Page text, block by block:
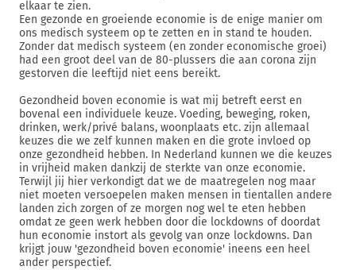
elkaar te zien.
Een gezonde en groeiende economie is de enige manier om
ons medisch systeem op te zetten en in stand te houden.
Zonder dat medisch systeem (en zonder economische groei)
had een groot deel van de 80-plussers die aan corona zijn
gestorven die leeftijd niet eens bereikt.
Gezondheid boven economie is wat mij betreft eerst en
bovenal een individuele keuze. Voeding, beweging, roken,
drinken, werk/privé balans, woonplaats etc. zijn allemaal
keuzes die we zelf kunnen maken en die grote invloed op
onze gezondheid hebben. In Nederland kunnen we die keuzes
in vrijheid maken dankzij de sterkte van onze economie.
Terwijl jij hier verkondigt dat we de maatregelen nog maar
niet moeten versoepelen maken mensen in tientallen andere
landen zich zorgen of ze morgen nog wel te eten hebben
omdat ze geen werk hebben door die lockdowns of doordat
hun economie instort als gevolg van onze lockdowns. Dan
krijgt jouw 'gezondheid boven economie' ineens een heel
ander perspectief.